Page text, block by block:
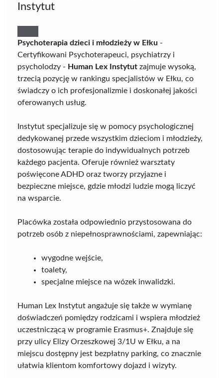
Instytut
Psychoterapia dzieci i młodzieży w Ełku -
Certyfikowani Psychoterapeuci, psychiatrzy i
psycholodzy - Human Lex Instytut zajmuje wysoką,
trzecią pozycję w rankingu specjalistów w Ełku, co
świadczy o ich profesjonalizmie i doskonałej jakości
oferowanych usług.
Instytut specjalizuje się w pomocy psychologicznej
dedykowanej przede wszystkim dzieciom i młodzieży,
dostosowując terapie do indywidualnych potrzeb
każdego pacjenta. Oferuje również warsztaty
poświęcone ADHD oraz tworzy przyjazne i
bezpieczne miejsce, gdzie młodzi ludzie mogą liczyć
na wsparcie.
Placówka została odpowiednio przystosowana do
potrzeb osób z niepełnosprawnościami, zapewniając:
wygodne wejście,
toalety,
specjalne miejsce na wózek inwalidzki.
Human Lex Instytut angażuje się także w wymianę
doświadczeń pomiędzy rodzicami i wspiera młodzież
uczestniczącą w programie Erasmus+. Znajduje się
przy ulicy Elizy Orzeszkowej 3/1U w Ełku, a na
miejscu dostępny jest bezpłatny parking, co znacznie
ułatwia klientom komfortowy dojazd i wizyty.